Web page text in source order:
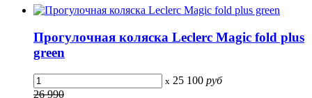
Прогулочная коляска Leclerc Magic fold plus
green
x 25 100 руб
26 990